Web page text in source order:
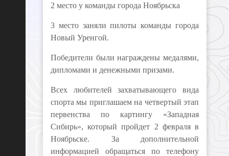
2 место у команды города Ноябрьска
3 место заняли пилоты команды города
Новый Уренгой.
Победители были награждены медалями,
дипломами и денежными призами.
Всех любителей захватывающего вида
спорта мы приглашаем на четвертый этап
первенства по картингу «Западная
Сибирь», который пройдет 2 февраля в
Ноябрьске. За дополнительной
информацией обращаться по телефону